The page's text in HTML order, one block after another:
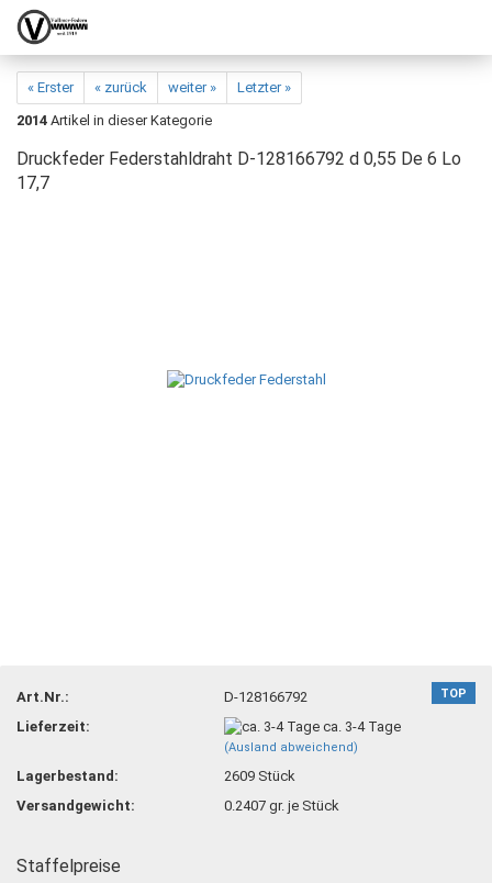
« Erster « zurück weiter »
Letzter »
2014 Artikel in dieser Kategorie
Druckfeder Federstahldraht D-128166792 d 0,55 De 6 Lo
17,7
TOP
Art.Nr.:
D-128166792
Lieferzeit:
ca. 3-4 Tage
(Ausland abweichend)
Lagerbestand: 2609 Stück
Versandgewicht:
0.2407 gr. je Stück
Staffelpreise